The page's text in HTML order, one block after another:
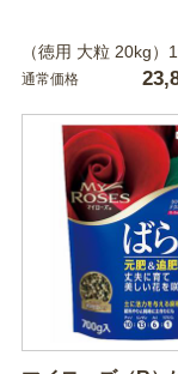
（徳用 大粒 20kg）
通常価格